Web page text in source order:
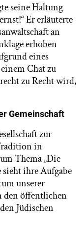
seine Haltung
Er erläuterte
an
erhoben
eines
Chat zu
zu Recht wird,
Gemeinschaft
zur
in
Thema „Die
ihre Aufgabe
unserer
öffentlichen
Jüdischen